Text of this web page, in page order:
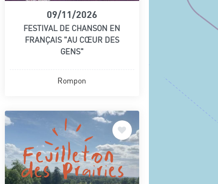
09/11/2026
FESTIVAL DE CHANSON EN
FRANÇAIS "AU CŒUR DES
GENS"
Rompon